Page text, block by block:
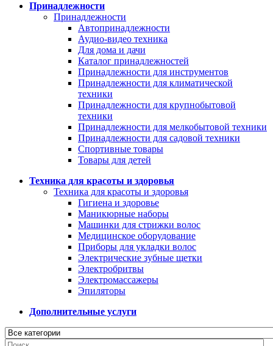
Принадлежности
Принадлежности
Автопринадлежности
Аудио-видео техника
Для дома и дачи
Каталог принадлежностей
Принадлежности для инструментов
Принадлежности для климатической
техники
Принадлежности для крупнобытовой
техники
Принадлежности для мелкобытовой техники
Принадлежности для садовой техники
Спортивные товары
Товары для детей
Техника для красоты и здоровья
Техника для красоты и здоровья
Гигиена и здоровье
Маникюрные наборы
Машинки для стрижки волос
Медицинское оборудование
Приборы для укладки волос
Электрические зубные щетки
Электробритвы
Электромассажеры
Эпиляторы
Дополнительные услуги